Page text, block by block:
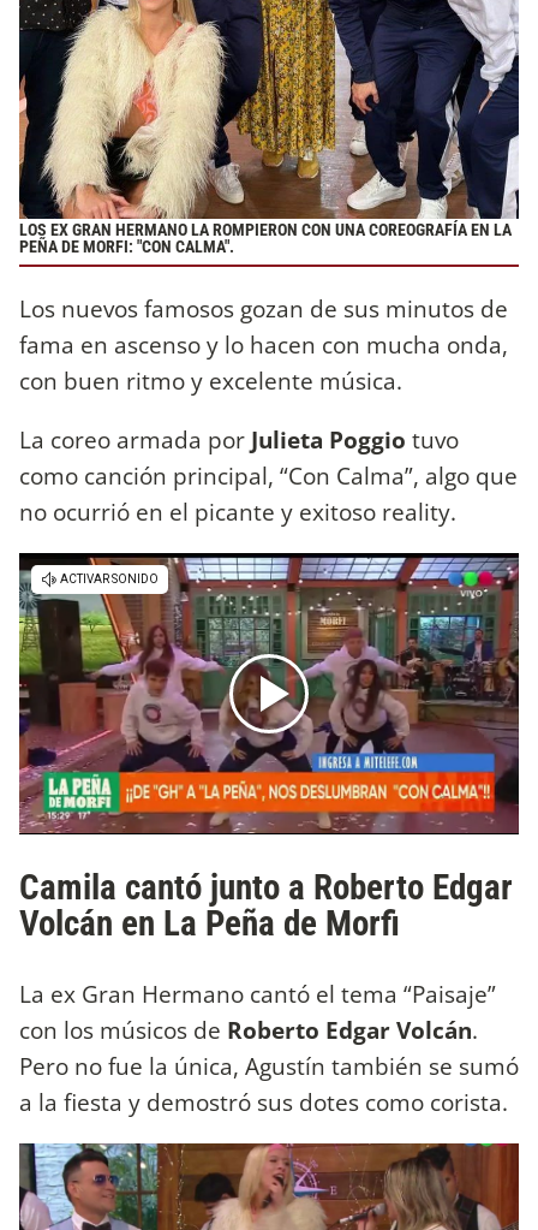
LOS EX GRAN HERMANO LA ROMPIERON CON UNA COREOGRAFÍA EN LA
PEÑA DE MORFI: "CON CALMA".
Los nuevos famosos gozan de sus minutos de
fama en ascenso y lo hacen con mucha onda,
con buen ritmo y excelente música.
La coreo armada por Julieta Poggio tuvo
como canción principal, “Con Calma”, algo que
no ocurrió en el picante y exitoso reality.
Camila cantó junto a Roberto Edgar
Volcán en La Peña de Morfi
La ex Gran Hermano cantó el tema “Paisaje”
con los músicos de Roberto Edgar Volcán.
Pero no fue la única, Agustín también se sumó
a la fiesta y demostró sus dotes como corista.